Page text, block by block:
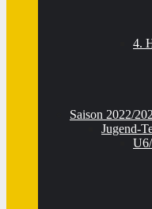
4.
Saison 2022/
Jugend-